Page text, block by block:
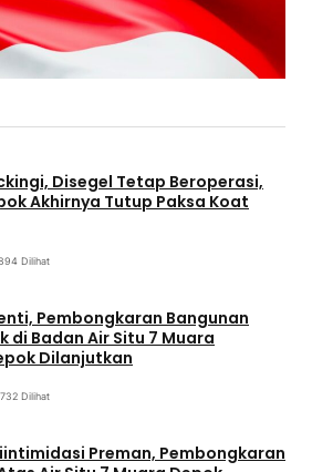
Disegel Tetap Beroperasi,
Akhirnya Tutup Paksa Koat
Dilihat
Pembongkaran Bangunan
di Badan Air Situ 7 Muara
Dilanjutkan
Dilihat
Preman, Pembongkaran